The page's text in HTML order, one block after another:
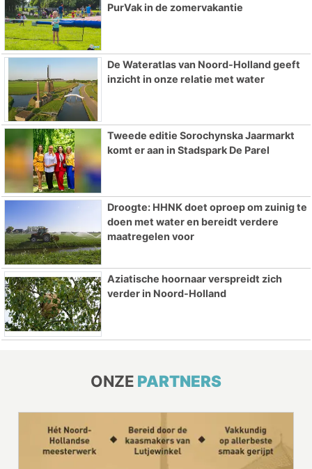
PurVak in de zomervakantie
De Wateratlas van Noord-Holland geeft
inzicht in onze relatie met water
Tweede editie Sorochynska Jaarmarkt
komt er aan in Stadspark De Parel
Droogte: HHNK doet oproep om zuinig te
doen met water en bereidt verdere
maatregelen voor
Aziatische hoornaar verspreidt zich
verder in Noord-Holland
ONZE PARTNERS